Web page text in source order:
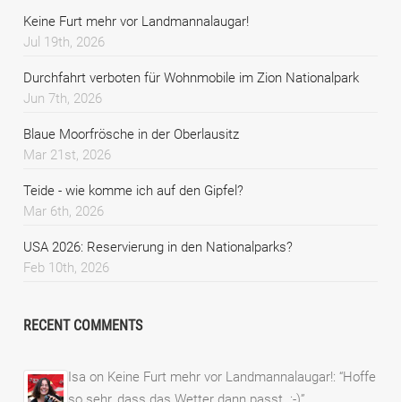
Keine Furt mehr vor Landmannalaugar!
Jul 19th, 2026
Durchfahrt verboten für Wohnmobile im Zion Nationalpark
Jun 7th, 2026
Blaue Moorfrösche in der Oberlausitz
Mar 21st, 2026
Teide - wie komme ich auf den Gipfel?
Mar 6th, 2026
USA 2026: Reservierung in den Nationalparks?
Feb 10th, 2026
RECENT COMMENTS
Isa on Keine Furt mehr vor Landmannalaugar!: “Hoffe